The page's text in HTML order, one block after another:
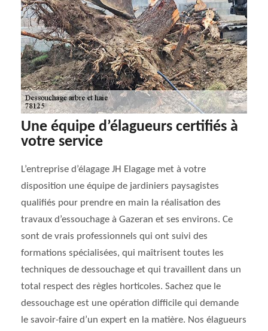
Une équipe d’élagueurs certifiés à
votre service
L’entreprise d’élagage JH Elagage met à votre
disposition une équipe de jardiniers paysagistes
qualifiés pour prendre en main la réalisation des
travaux d’essouchage à Gazeran et ses environs. Ce
sont de vrais professionnels qui ont suivi des
formations spécialisées, qui maîtrisent toutes les
techniques de dessouchage et qui travaillent dans un
total respect des règles horticoles. Sachez que le
dessouchage est une opération difficile qui demande
le savoir-faire d’un expert en la matière. Nos élagueurs